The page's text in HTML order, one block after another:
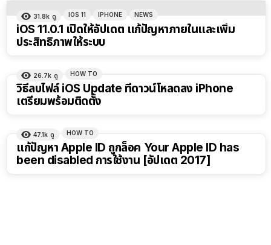
31.8k ดู IOS 11 IPHONE NEWS
iOS 11.0.1 เปิดให้อัปเดต แก้ปัญหาภายในและเพิ่ม
ประสิทธิภาพให้ระบบ
26.7k ดู HOW TO
วิธีลบไฟล์ iOS Update ที่ดาวน์โหลดลง iPhone
เตรียมพร้อมติดตั้ง
47.1k ดู HOW TO
แก้ปัญหา Apple ID ถูกล็อค Your Apple ID has
been disabled การใช้งาน [อัปเดต 2017]